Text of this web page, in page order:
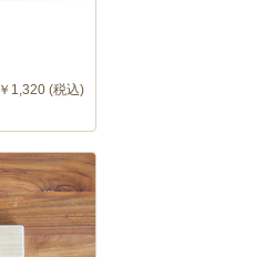
￥1,320 (税込)